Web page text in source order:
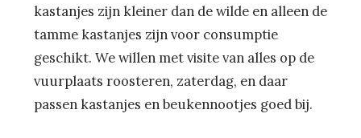
kastanjes zijn kleiner dan de wilde en alleen de
tamme kastanjes zijn voor consumptie
geschikt. We willen met visite van alles op de
vuurplaats roosteren, zaterdag, en daar
passen kastanjes en beukennootjes goed bij.